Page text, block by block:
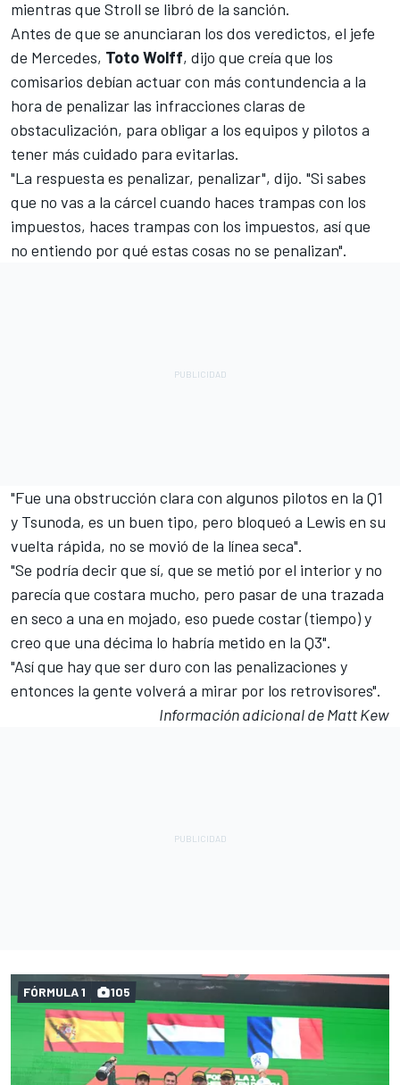
mientras que Stroll se libró de la sanción.
Antes de que se anunciaran los dos veredictos, el jefe
de Mercedes, Toto Wolff, dijo que creía que los
comisarios debían actuar con más contundencia a la
hora de penalizar las infracciones claras de
obstaculización, para obligar a los equipos y pilotos a
tener más cuidado para evitarlas.
"La respuesta es penalizar, penalizar", dijo. "Si sabes
que no vas a la cárcel cuando haces trampas con los
impuestos, haces trampas con los impuestos, así que
no entiendo por qué estas cosas no se penalizan".
"Fue una obstrucción clara con algunos pilotos en la Q1
y Tsunoda, es un buen tipo, pero bloqueó a Lewis en su
vuelta rápida, no se movió de la línea seca".
"Se podría decir que sí, que se metió por el interior y no
parecía que costara mucho, pero pasar de una trazada
en seco a una en mojado, eso puede costar (tiempo) y
creo que una décima lo habría metido en la Q3".
"Así que hay que ser duro con las penalizaciones y
entonces la gente volverá a mirar por los retrovisores".
Información adicional de Matt Kew
FÓRMULA 1 105